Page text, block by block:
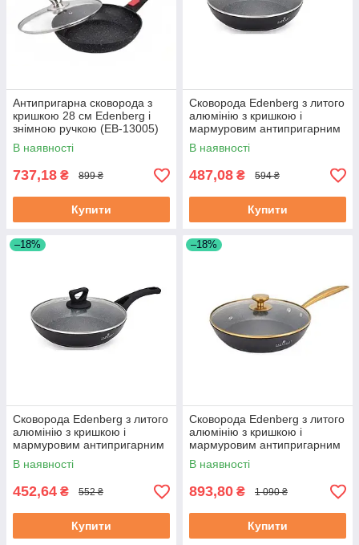
Антипригарна сковорода з
кришкою 28 см Edenberg і
знімною ручкою (EB-13005)
В наявності
737,18 ₴ 899 ₴
Купити
Сковорода Edenberg з литого
алюмінію з кришкою і
мармуровим антипригарним
покриттям 20 см (EB-7452)
В наявності
487,08 ₴ 594 ₴
Купити
–18%
Сковорода Edenberg з литого
алюмінію з кришкою і
мармуровим антипригарним
покриттям 18 см (EB-7451)
В наявності
452,64 ₴ 552 ₴
Купити
–18%
Сковорода Edenberg з литого
алюмінію з кришкою і
мармуровим антипригарним
покриттям 28 см (EB-3420)
В наявності
893,80 ₴ 1 090 ₴
Купити